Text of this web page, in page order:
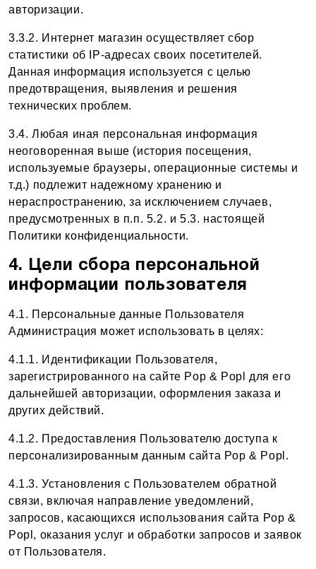
авторизации.
3.3.2. Интернет магазин осуществляет сбор
статистики об IP-адресах своих посетителей.
Данная информация используется с целью
предотвращения, выявления и решения
технических проблем.
3.4. Любая иная персональная информация
неоговоренная выше (история посещения,
используемые браузеры, операционные системы и
т.д.) подлежит надежному хранению и
нераспространению, за исключением случаев,
предусмотренных в п.п. 5.2. и 5.3. настоящей
Политики конфиденциальности.
4. Цели сбора персональной
информации пользователя
4.1. Персональные данные Пользователя
Администрация может использовать в целях:
4.1.1. Идентификации Пользователя,
зарегистрированного на сайте Pop & Popl для его
дальнейшей авторизации, оформления заказа и
других действий.
4.1.2. Предоставления Пользователю доступа к
персонализированным данным сайта Pop & Popl.
4.1.3. Установления с Пользователем обратной
связи, включая направление уведомлений,
запросов, касающихся использования сайта Pop &
Popl, оказания услуг и обработки запросов и заявок
от Пользователя.